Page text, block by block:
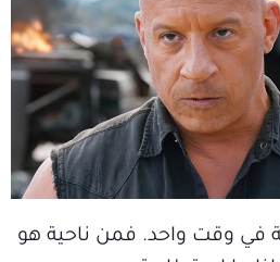
في وقت واحد. فمن ناحية هو